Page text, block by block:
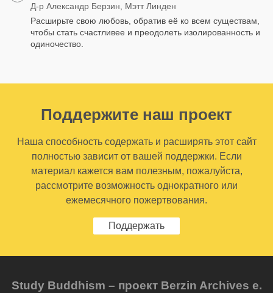
Д-р Александр Берзин, Мэтт Линден
Расширьте свою любовь, обратив её ко всем существам,
чтобы стать счастливее и преодолеть изолированность и
одиночество.
Поддержите наш проект
Наша способность содержать и расширять этот сайт
полностью зависит от вашей поддержки. Если
материал кажется вам полезным, пожалуйста,
рассмотрите возможность однократного или
ежемесячного пожертвования.
Поддержать
Study Buddhism – проект Berzin Archives e.